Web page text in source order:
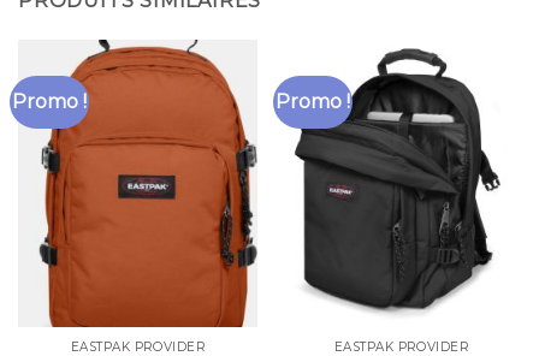
Promo !
EASTPAK PROVIDER
Promo !
EASTPAK PROVIDER